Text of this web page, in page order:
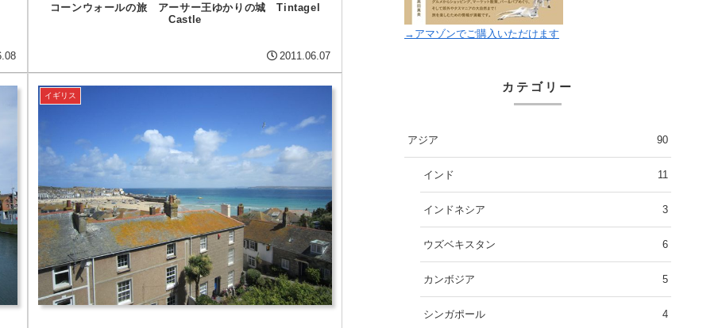
コーンウォールの旅 アーサー王ゆかりの城 Tintagel
Castle
2011.06.07
イギリス
→アマゾンでご購入いただけます
カテゴリー
アジア 90
インド 11
インドネシア 3
ウズベキスタン 6
カンボジア 5
シンガポール 4